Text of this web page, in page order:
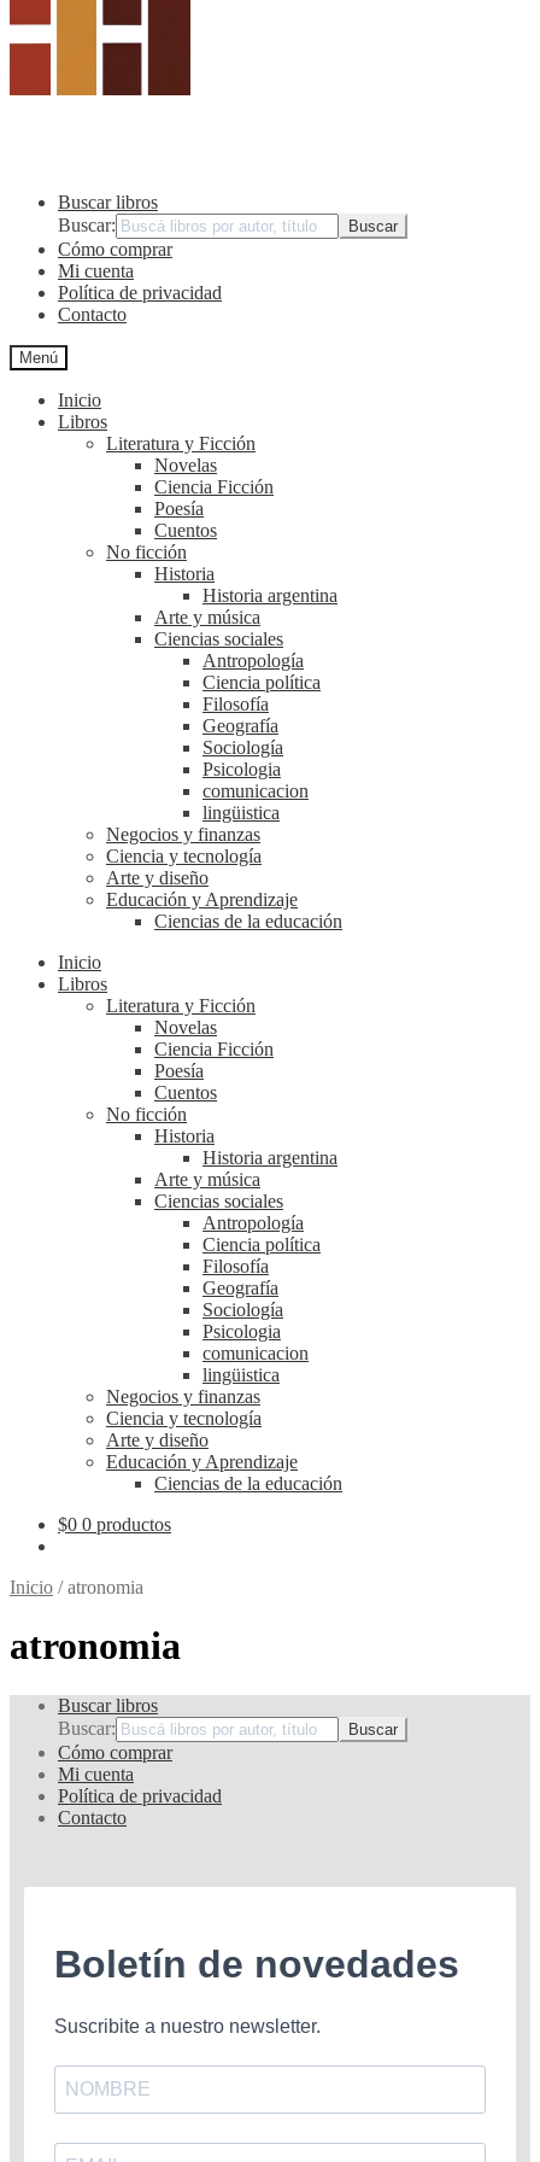
Buscar libros
Buscar:
Cómo comprar
Mi cuenta
Política de privacidad
Contacto
Menú
Inicio
Libros
Literatura y Ficción
Novelas
Ciencia Ficción
Poesía
Cuentos
No ficción
Historia
Historia argentina
Arte y música
Ciencias sociales
Antropología
Ciencia política
Filosofía
Geografía
Sociología
Psicologia
comunicacion
lingüistica
Negocios y finanzas
Ciencia y tecnología
Arte y diseño
Educación y Aprendizaje
Ciencias de la educación
Inicio
Libros
Literatura y Ficción
Novelas
Ciencia Ficción
Poesía
Cuentos
No ficción
Historia
Historia argentina
Arte y música
Ciencias sociales
Antropología
Ciencia política
Filosofía
Geografía
Sociología
Psicologia
comunicacion
lingüistica
Negocios y finanzas
Ciencia y tecnología
Arte y diseño
Educación y Aprendizaje
Ciencias de la educación
$0 0 productos
Inicio /atronomia
atronomia
Buscar libros
Buscar:
Cómo comprar
Mi cuenta
Política de privacidad
Contacto
Boletín de novedades
Suscribite a nuestro newsletter.